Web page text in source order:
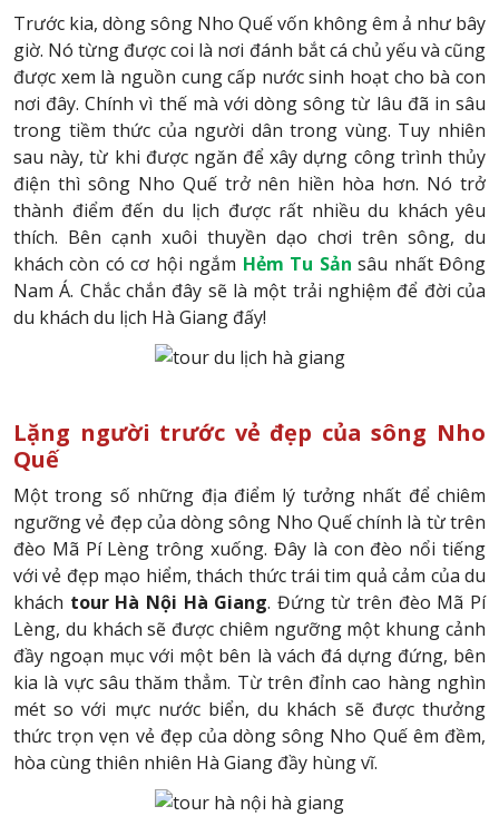
Trước kia, dòng sông Nho Quế vốn không êm ả như bây
giờ. Nó từng được coi là nơi đánh bắt cá chủ yếu và cũng
được xem là nguồn cung cấp nước sinh hoạt cho bà con
nơi đây. Chính vì thế mà với dòng sông từ lâu đã in sâu
trong tiềm thức của người dân trong vùng. Tuy nhiên
sau này, từ khi được ngăn để xây dựng công trình thủy
điện thì sông Nho Quế trở nên hiền hòa hơn. Nó trở
thành điểm đến du lịch được rất nhiều du khách yêu
thích. Bên cạnh xuôi thuyền dạo chơi trên sông, du
khách còn có cơ hội ngắm Hẻm Tu Sản sâu nhất Đông
Nam Á. Chắc chắn đây sẽ là một trải nghiệm để đời của
du khách du lịch Hà Giang đấy!
Lặng người trước vẻ đẹp của sông Nho
Quế
Một trong số những địa điểm lý tưởng nhất để chiêm
ngưỡng vẻ đẹp của dòng sông Nho Quế chính là từ trên
đèo Mã Pí Lèng trông xuống. Đây là con đèo nổi tiếng
với vẻ đẹp mạo hiểm, thách thức trái tim quả cảm của du
khách tour Hà Nội Hà Giang. Đứng từ trên đèo Mã Pí
Lèng, du khách sẽ được chiêm ngưỡng một khung cảnh
đầy ngoạn mục với một bên là vách đá dựng đứng, bên
kia là vực sâu thăm thẳm. Từ trên đỉnh cao hàng nghìn
mét so với mực nước biển, du khách sẽ được thưởng
thức trọn vẹn vẻ đẹp của dòng sông Nho Quế êm đềm,
hòa cùng thiên nhiên Hà Giang đầy hùng vĩ.